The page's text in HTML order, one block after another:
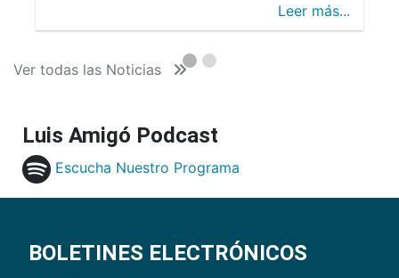
Leer más...
Ver todas las Noticias
Luis Amigó Podcast
Escucha Nuestro Programa
BOLETINES ELECTRÓNICOS